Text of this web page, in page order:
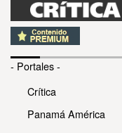
- Portales -
Crítica
Panamá América